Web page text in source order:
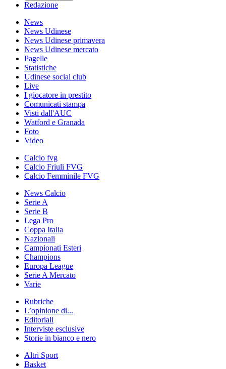
Redazione
News
News Udinese
News Udinese primavera
News Udinese mercato
Pagelle
Statistiche
Udinese social club
Live
I giocatore in prestito
Comunicati stampa
Visti dall'AUC
Watford e Granada
Foto
Video
Calcio fvg
Calcio Friuli FVG
Calcio Femminile FVG
News Calcio
Serie A
Serie B
Lega Pro
Coppa Italia
Nazionali
Campionati Esteri
Champions
Europa League
Serie A Mercato
Varie
Rubriche
L’opinione di...
Editoriali
Interviste esclusive
Storie in bianco e nero
Altri Sport
Basket